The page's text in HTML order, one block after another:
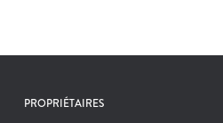
PROPRIÉTAIRES